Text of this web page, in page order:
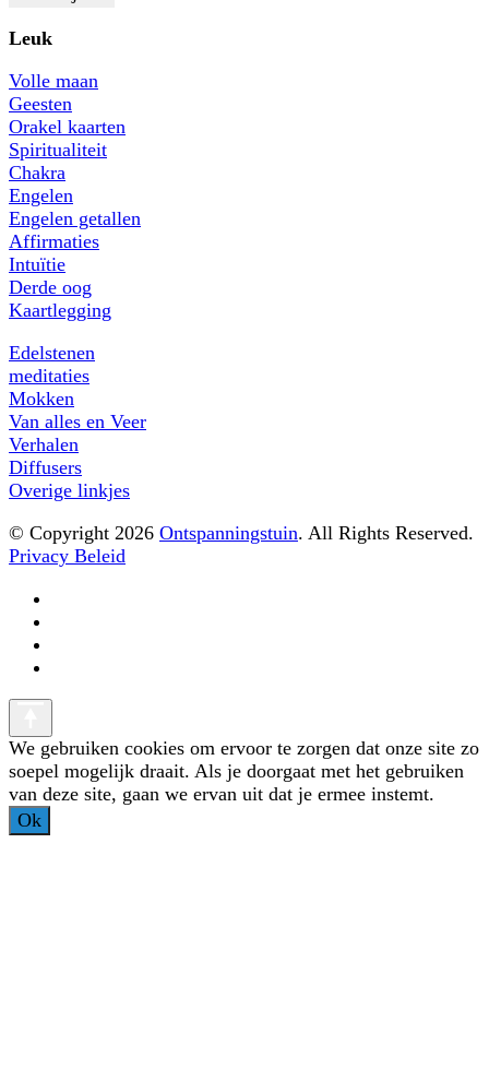
Leuk
Volle maan
Geesten
Orakel kaarten
Spiritualiteit
Chakra
Engelen
Engelen getallen
Affirmaties
Intuïtie
Derde oog
Kaartlegging
Edelstenen
meditaties
Mokken
Van alles en Veer
Verhalen
Diffusers
Overige linkjes
© Copyright 2026 Ontspanningstuin. All Rights Reserved.
Privacy Beleid
We gebruiken cookies om ervoor te zorgen dat onze site zo
soepel mogelijk draait. Als je doorgaat met het gebruiken
van deze site, gaan we ervan uit dat je ermee instemt.
Ok